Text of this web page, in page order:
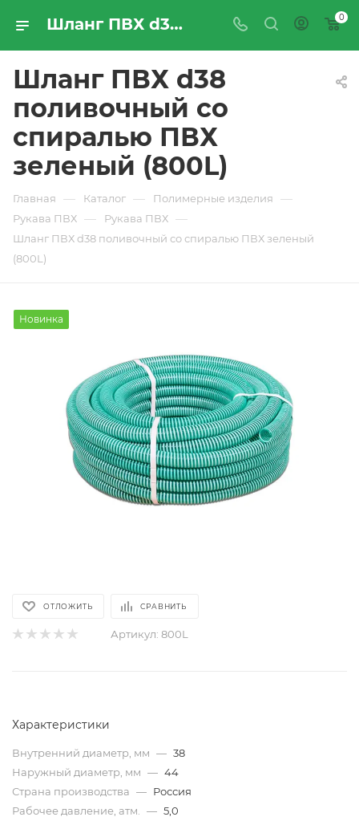
Шланг ПВХ d38 поливочный со спиралью ПВХ зеленый (800L) - купить по цене производителя с доставкой по Москве и России | ПРОМРЕСУРССЕРВИС 0
Шланг ПВХ d38
поливочный со
спиралью ПВХ
зеленый (800L)
Главная — Каталог — Полимерные изделия —
Рукава ПВХ — Рукава ПВХ —
Шланг ПВХ d38 поливочный со спиралью ПВХ зеленый
(800L)
Новинка
ОТЛОЖИТЬ СРАВНИТЬ
Артикул: 800L
Характеристики
Внутренний диаметр, мм — 38
Наружный диаметр, мм — 44
Страна производства — Россия
Рабочее давление, атм.
— 5,0